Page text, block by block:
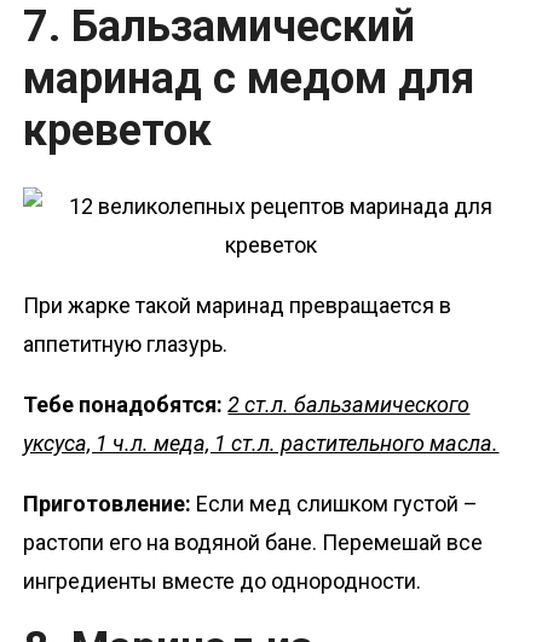
7. Бальзамический
маринад с медом для
креветок
При жарке такой маринад превращается в
аппетитную глазурь.
Тебе понадобятся:2 ст.л. бальзамического
уксуса, 1 ч.л. меда, 1 ст.л. растительного масла.
Приготовление: Если мед слишком густой –
растопи его на водяной бане. Перемешай все
ингредиенты вместе до однородности.